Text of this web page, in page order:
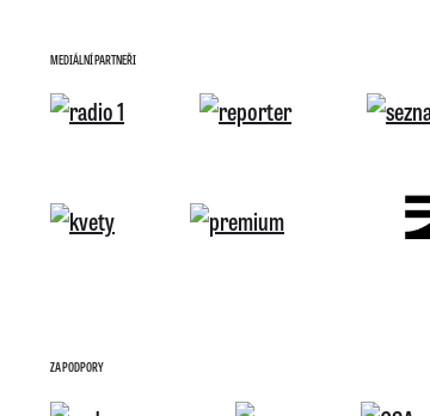
MEDIÁLNÍ PARTNEŘI
ZA PODPORY